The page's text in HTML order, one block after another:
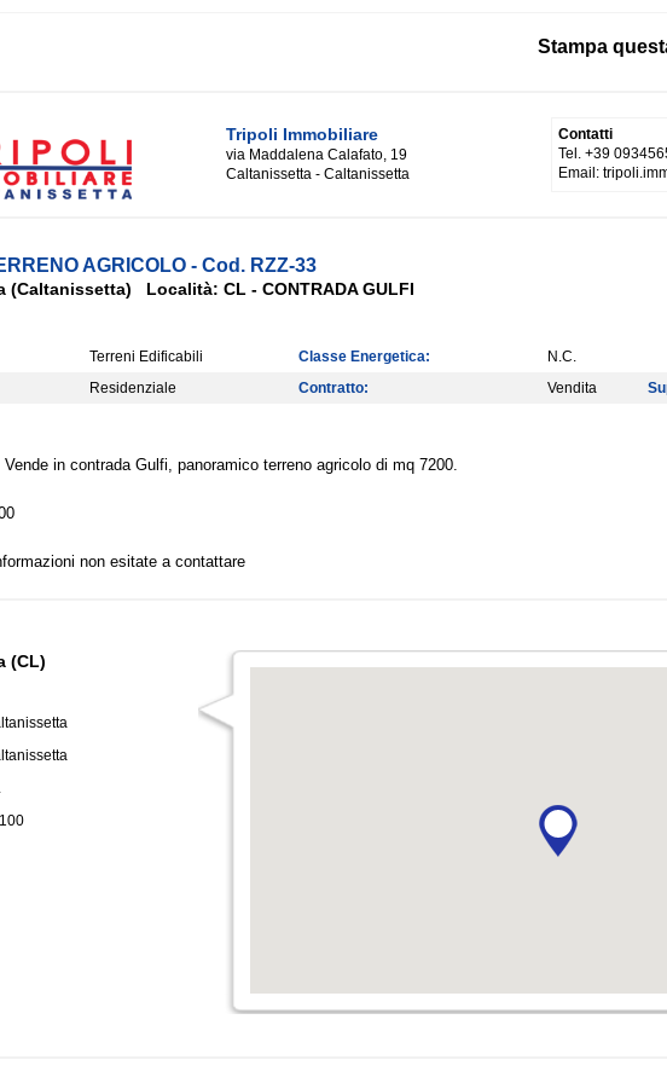
Stampa
Tripoli Immobiliare
via Maddalena Calafato, 19
Caltanissetta - Caltanissetta
Contatti
Tel. +39
Email:
AGRICOLO - Cod. RZZ-33
(Caltanissetta) Località: CL - CONTRADA GULFI
Terreni Edificabili Classe Energetica:
N.C.
Residenziale Contratto: Vendita
Vende in contrada Gulfi, panoramico terreno agricolo di mq 7200.
non esitate a contattare
(CL)